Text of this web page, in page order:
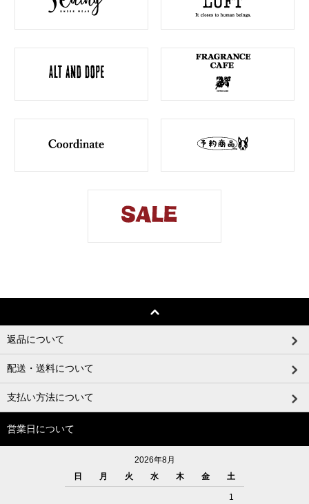
返品について
配送・送料について
支払い方法について
営業日について
2026年8月
日
月 火 水 木 金 土
1